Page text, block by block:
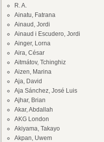
R. A.
Ainatu, Fatrana
Ainaud, Jordi
Ainaud i Escudero, Jordi
Ainger, Lorna
Aira, César
Aitmátov, Tchinghiz
Aizen, Marina
Aja, David
Aja Sánchez, José Luis
Ajhar, Brian
Akar, Abdallah
AKG London
Akiyama, Takayo
Akpan, Uwem